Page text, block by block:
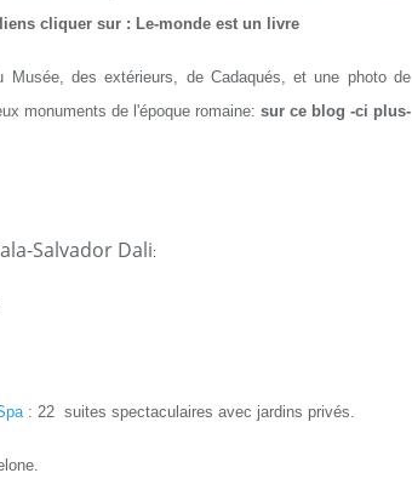
cliquer sur : Le-monde est un livre
Musée, des extérieurs, de Cadaqués, et une photo de
monuments de l'époque romaine: sur ce blog -ci plus-
Salvador Dali:
: 22 suites spectaculaires avec jardins privés.